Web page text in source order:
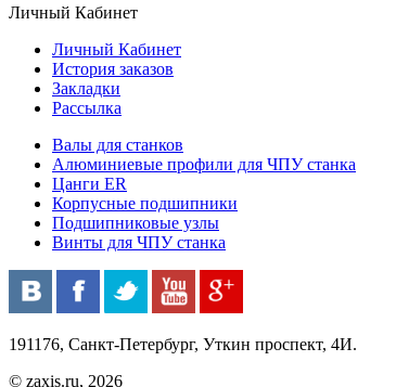
Личный Кабинет
Личный Кабинет
История заказов
Закладки
Рассылка
Валы для станков
Алюминиевые профили для ЧПУ станка
Цанги ER
Корпусные подшипники
Подшипниковые узлы
Винты для ЧПУ станка
191176, Санкт-Петербург, Уткин проспект, 4И.
© zaxis.ru, 2026